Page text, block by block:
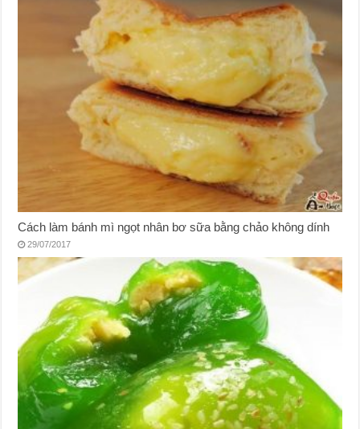
Cách làm bánh mì ngọt nhân bơ sữa bằng chảo không dính
29/07/2017